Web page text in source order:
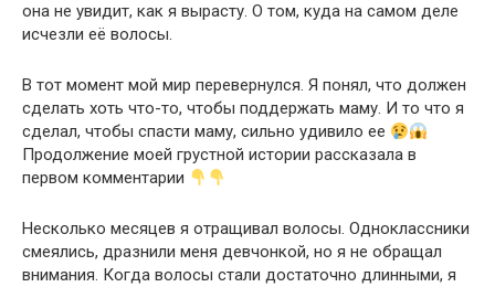
она не увидит, как я вырасту. О том, куда на самом деле
исчезли её волосы.
В тот момент мой мир перевернулся. Я понял, что должен
сделать хоть что-то, чтобы поддержать маму. И то что я
сделал, чтобы спасти маму, сильно удивило ее
Продолжение моей грустной истории рассказала в
первом комментарии
Несколько месяцев я отращивал волосы. Одноклассники
смеялись, дразнили меня девчонкой, но я не обращал
внимания. Когда волосы стали достаточно длинными, я